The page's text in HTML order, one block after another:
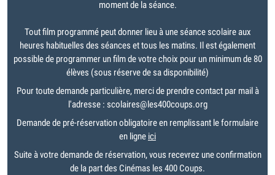
moment de la séance.
Tout film programmé peut donner lieu à une séance scolaire aux
heures habituelles des séances et tous les matins. Il est également
possible de programmer un film de votre choix pour un minimum de 80
élèves (sous réserve de sa disponibilité)
Pour toute demande particulière, merci de prendre contact par mail à
l'adresse : scolaires@les400coups.org
Demande de pré-réservation obligatoire en remplissant le formulaire
en ligne ici
Suite à votre demande de réservation, vous recevrez une confirmation
de la part des Cinémas les 400 Coups.